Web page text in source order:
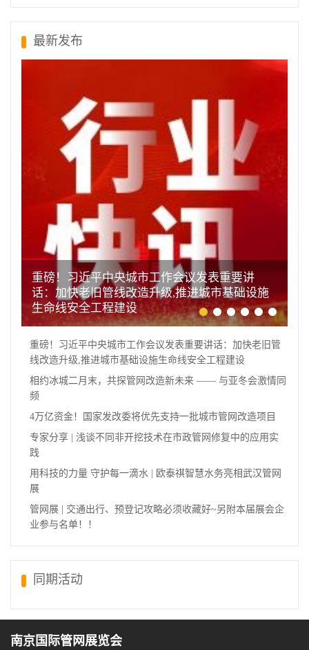
最新发布
重磅！习近平中央城市工作会议发表重要讲
话：加快老旧管线改造升级,推进城市基础设施
生命线安全工程建设
重磅！习近平中央城市工作会议发表重要讲话：加快老旧管
线改造升级,推进城市基础设施生命线安全工程建设
相约冰城二月末，共探管网改造新未来 —— 与亚冬会激情同
频
4万亿资金！国家发改委将优先支持一批城市管网改造项目
专家分享 | 浅谈不同非开挖技术在市政管网修复中的应用实
践
用科技的力量 守护每一滴水 | 欧泰祺智慧水务亮相武汉管网
展
管网展 | 交通出行、预登记攻略必须收藏好~另附本届展会企
业参与名单！！
同期活动
南京国际管网展览会